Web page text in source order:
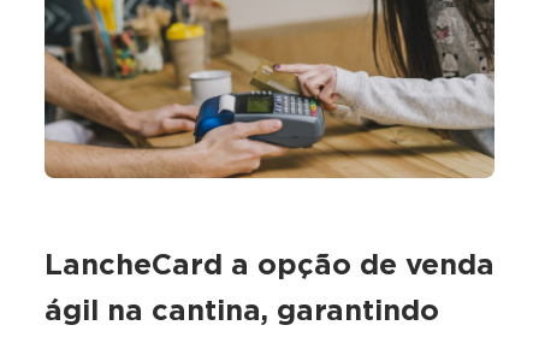
LancheCard a opção de venda
ágil na cantina, garantindo